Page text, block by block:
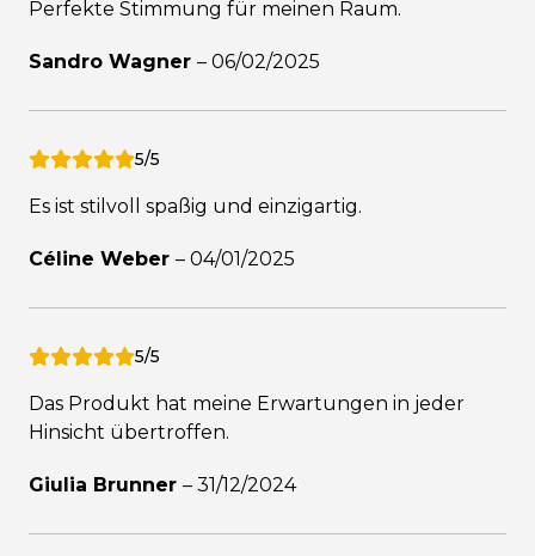
Perfekte Stimmung für meinen Raum.
Sandro Wagner – 06/02/2025
5/5
Es ist stilvoll spaßig und einzigartig.
Céline Weber – 04/01/2025
5/5
Das Produkt hat meine Erwartungen in jeder
Hinsicht übertroffen.
Giulia Brunner – 31/12/2024